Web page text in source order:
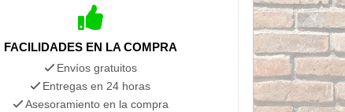
FACILIDADES EN LA COMPRA
Envíos gratuitos
Entregas en 24 horas
Asesoramiento en la compra